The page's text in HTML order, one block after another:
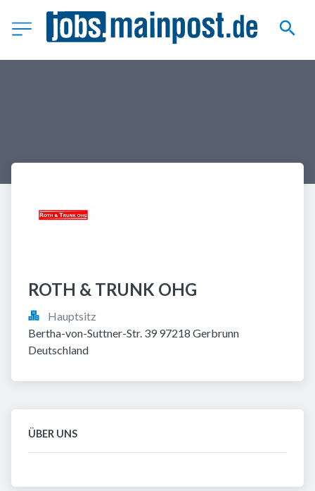
ROTH & TRUNK OHG
Hauptsitz
Bertha-von-Suttner-Str. 39 97218 Gerbrunn
Deutschland
ÜBER UNS